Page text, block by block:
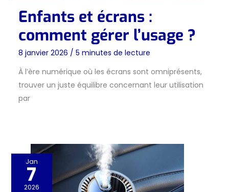
Enfants et écrans :
comment gérer l’usage ?
8 janvier 2026 / 5 minutes de lecture
À l’ère numérique où les écrans sont omniprésents,
trouver un juste équilibre concernant leur utilisation
par
Jan
7
2026